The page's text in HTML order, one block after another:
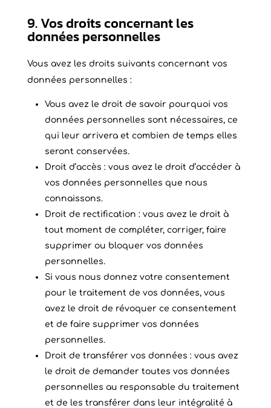
9. Vos droits concernant les
données personnelles
Vous avez les droits suivants concernant vos
données personnelles :
Vous avez le droit de savoir pourquoi vos
données personnelles sont nécessaires, ce
qui leur arrivera et combien de temps elles
seront conservées.
Droit d’accès : vous avez le droit d’accéder à
vos données personnelles que nous
connaissons.
Droit de rectification : vous avez le droit à
tout moment de compléter, corriger, faire
supprimer ou bloquer vos données
personnelles.
Si vous nous donnez votre consentement
pour le traitement de vos données, vous
avez le droit de révoquer ce consentement
et de faire supprimer vos données
personnelles.
Droit de transférer vos données : vous avez
le droit de demander toutes vos données
personnelles au responsable du traitement
et de les transférer dans leur intégralité à